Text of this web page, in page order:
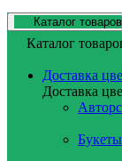
Каталог товаров
Каталог
Доставка
Доставка